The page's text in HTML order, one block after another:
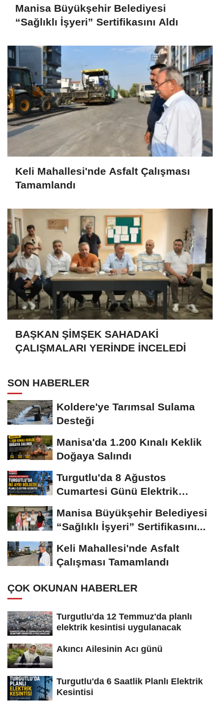
Manisa Büyükşehir Belediyesi
“Sağlıklı İşyeri” Sertifikasını Aldı
Keli Mahallesi'nde Asfalt Çalışması
Tamamlandı
BAŞKAN ŞİMŞEK SAHADAKİ
ÇALIŞMALARI YERİNDE İNCELEDİ
SON HABERLER
Koldere'ye Tarımsal Sulama
Desteği
Manisa'da 1.200 Kınalı Keklik
Doğaya Salındı
Turgutlu'da 8 Ağustos
Cumartesi Günü Elektrik
Manisa Büyükşehir Belediyesi
“Sağlıklı İşyeri” Sertifikasını...
Keli Mahallesi'nde Asfalt
Çalışması Tamamlandı
ÇOK OKUNAN HABERLER
Turgutlu'da 12 Temmuz'da planlı
elektrik kesintisi uygulanacak
Akıncı Ailesinin Acı günü
Turgutlu'da 6 Saatlik Planlı Elektrik
Kesintisi